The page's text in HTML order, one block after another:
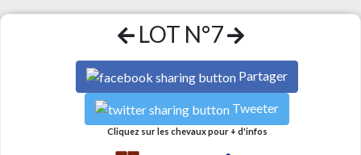
LOT N°7
Partager
Tweeter
Cliquez sur les chevaux pour + d'infos